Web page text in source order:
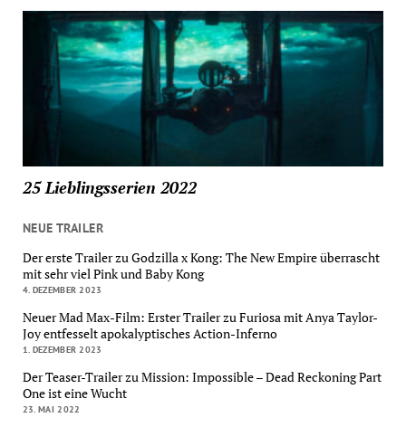
25 Lieblingsserien 2022
NEUE TRAILER
Der erste Trailer zu Godzilla x Kong: The New Empire überrascht
mit sehr viel Pink und Baby Kong
4. DEZEMBER 2023
Neuer Mad Max-Film: Erster Trailer zu Furiosa mit Anya Taylor-
Joy entfesselt apokalyptisches Action-Inferno
1. DEZEMBER 2023
Der Teaser-Trailer zu Mission: Impossible – Dead Reckoning Part
One ist eine Wucht
23. MAI 2022